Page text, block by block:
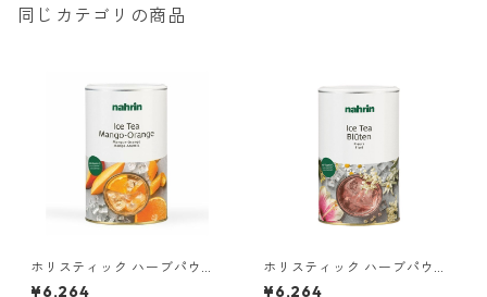
同じカテゴリの商品
ホリスティック ハーブパウダ
ー クレンズ
¥6,264
ホリスティック ハーブパウダ
ー ビューティー
¥6,264